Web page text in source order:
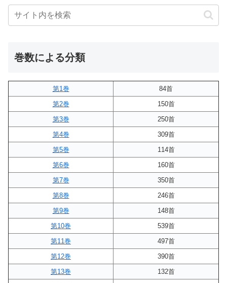
巻数による分類
第1巻
84首
第2巻
150首
第3巻
250首
第4巻
309首
第5巻
114首
第6巻
160首
第7巻
350首
第8巻
246首
第9巻
148首
第10巻
539首
第11巻
497首
第12巻
390首
第13巻
132首